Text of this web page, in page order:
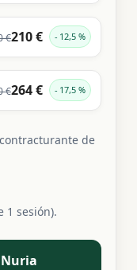
€210 € 12,5 %
€264 € 17,5 %
de
1 sesión).
Nuria